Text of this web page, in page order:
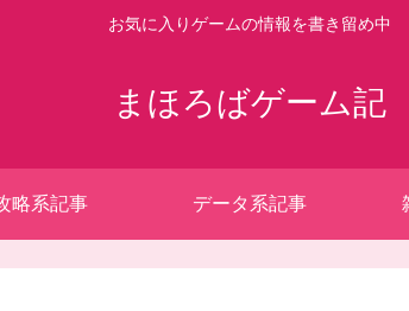
お気に入りゲームの情報を書き留め中
まほろばゲーム記
略系記事 データ系記事